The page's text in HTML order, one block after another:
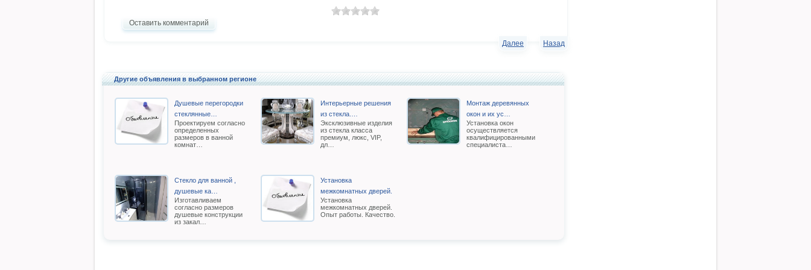
Оставить комментарий
Назад
Далее
Другие объявления в выбранном регионе
Душевые перегородки
стеклянные…
Проектируем согласно
определенных
размеров в ванной
комнат…
Интерьерные решения
из стекла.…
Эксклюзивные изделия
из стекла класса
премиум, люкс, VIP,
дл…
Монтаж деревянных
окон и их ус…
Установка окон
осуществляется
квалифицированными
специалиста…
Стекло для ванной ,
душевые ка…
Изготавливаем
согласно размеров
душевые конструкции
из закал…
Установка
межкомнатных дверей.
Установка
межкомнатных дверей.
Опыт работы. Качество.